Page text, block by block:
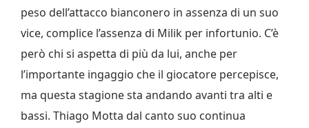
peso dell’attacco bianconero in assenza di un suo
vice, complice l’assenza di Milik per infortunio. C’è
però chi si aspetta di più da lui, anche per
l’importante ingaggio che il giocatore percepisce,
ma questa stagione sta andando avanti tra alti e
bassi. Thiago Motta dal canto suo continua